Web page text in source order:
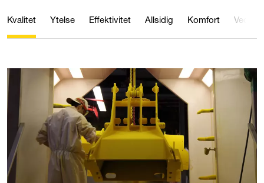
Kvalitet Ytelse Effektivitet Allsidig Komfort